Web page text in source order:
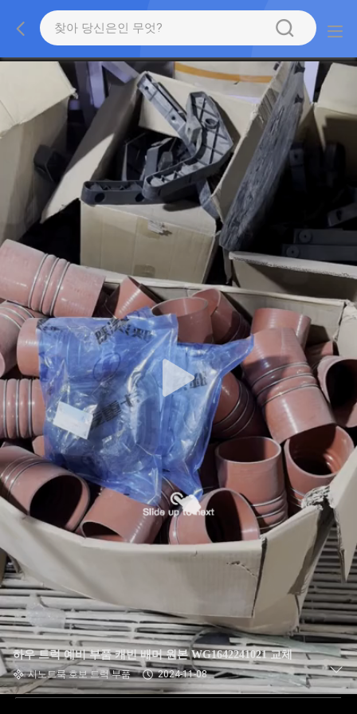
하우 트럭 예비 부품 캐빈 배머 원본 WG1642241021 교체
시노트룩 호보 트럭 부품 2024-11-08